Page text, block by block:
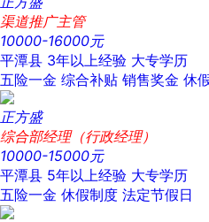
渠道推广主管
10000-16000元
平潭县 3年以上经验 大专学历
五险一金 综合补贴 销售奖金 休
正方盛
综合部经理（行政经理）
10000-15000元
平潭县 5年以上经验 大专学历
五险一金 休假制度 法定节假日